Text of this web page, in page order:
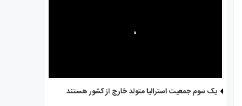
یک سوم جمعیت استرالیا متولد خارج از کشور هستند